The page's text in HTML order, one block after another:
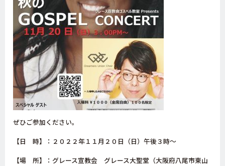
ぜひご参加ください。
【日 時】：２０２２年１１月２０日（日）午後３時～
【場 所】：グレース宣教会 グレース大聖堂 （大阪府八尾市東山